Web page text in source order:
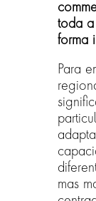
toda a
forma
Para
mas